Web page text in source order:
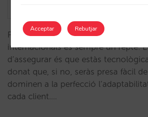
Potenciar la venda del teu lloc web
internacionals és sempre un repte.
d’assegurar és que estàs
donat que, si no, seràs presa fàcil
dominen a la perfecció
cada client.…
Acceptar Rebutjar